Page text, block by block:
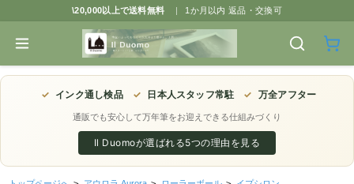
\20,000以上で送料無料 | 1か月以内 返品・交換可
✓ インク通し検品 ✓ 日本人スタッフ常駐 ✓ 万全アフター
通販でも安心して万年筆をお迎えできる仕組みづくり
Il Duomoが選ばれる5つの理由を見る